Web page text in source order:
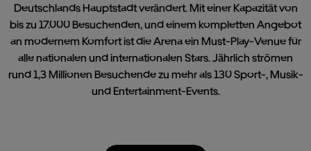
Deutschlands Hauptstadt verändert. Mit einer Kapazität von
bis zu 17.000 Besuchenden, und einem kompletten Angebot
an modernem Komfort ist die Arena ein Must-Play-Venue für
alle nationalen und internationalen Stars. Jährlich strömen
rund 1,3 Millionen Besuchende zu mehr als 130 Sport-, Musik-
und Entertainment-Events.